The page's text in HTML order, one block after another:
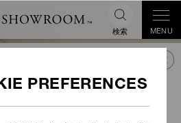
検索 MENU
Webbing